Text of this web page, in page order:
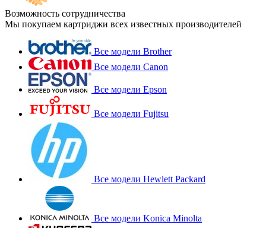
Возможность сотрудничества
Мы покупаем картриджи всех известных производителей
Все модели Brother
Все модели Canon
Все модели Epson
Все модели Fujitsu
Все модели Hewlett Packard
Все модели Konica Minolta